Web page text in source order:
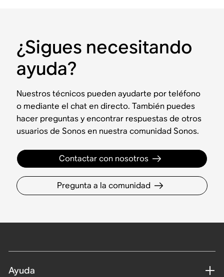
¿Sigues necesitando
ayuda?
Nuestros técnicos pueden ayudarte por teléfono
o mediante el chat en directo. También puedes
hacer preguntas y encontrar respuestas de otros
usuarios de Sonos en nuestra comunidad Sonos.
Contactar con nosotros
Pregunta a la comunidad
Ayuda